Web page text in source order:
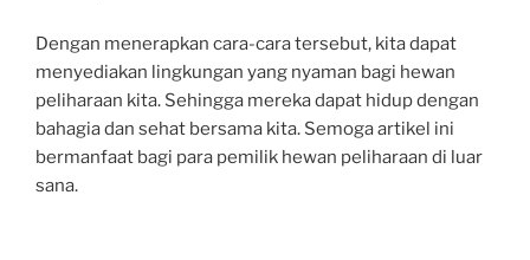
Dengan menerapkan cara-cara tersebut, kita dapat
menyediakan lingkungan yang nyaman bagi hewan
peliharaan kita. Sehingga mereka dapat hidup dengan
bahagia dan sehat bersama kita. Semoga artikel ini
bermanfaat bagi para pemilik hewan peliharaan di luar
sana.